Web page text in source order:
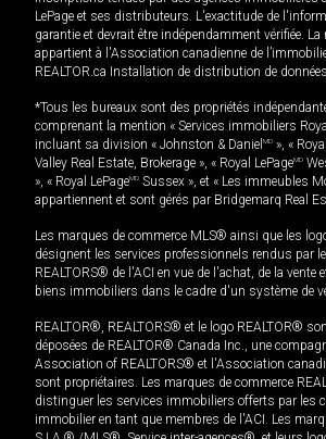
LePage et ses distributeurs. L'exactitude de
garantie et devrait être indépendamment vérifiée.
appartient à l'Association canadienne de
REALTOR.ca Installation de distribution de
*Tous les bureaux sont des propriétés
comprenant la mention « Services immobiliers
incluant sa division « Johnston & Daniel MD », «
Valley Real Estate, Brokerage », « Royal LePageMD
», « Royal LePageMD Sussex », et « Les immeubles
appartiennent et sont gérés par Bridgemarq Real
Les marques de commerce MLS® ainsi que les
désignent les services professionnels rendus par
REALTORS® de l'ACI en vue de l'achat, de la vente
biens immobiliers dans le cadre d'un système de
REALTOR®, REALTORS® et le logo REALTOR®
déposées de REALTOR® Canada Inc., une
Association of REALTORS® et l'Association
sont propriétaires. Les marques de commerce
distinguer les services immobiliers offerts par les
immobilier en tant que membres de l'ACI. Les